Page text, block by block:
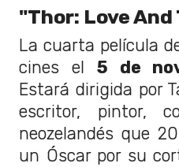
"Thor: Love
La cuarta película
cines el 5 de
Estará dirigida por
escritor, pintor,
neozelandés que
un Óscar por su